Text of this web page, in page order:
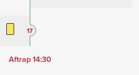
17
Aftrap 14:30